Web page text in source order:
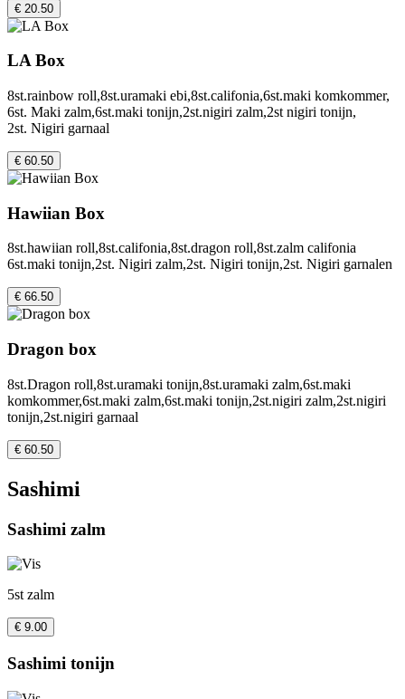
€ 20.50
LA Box
8st.rainbow roll,8st.uramaki ebi,8st.califonia,6st.maki komkommer,
6st. Maki zalm,6st.maki tonijn,2st.nigiri zalm,2st nigiri tonijn,
2st. Nigiri garnaal
€ 60.50
Hawiian Box
8st.hawiian roll,8st.califonia,8st.dragon roll,8st.zalm califonia
6st.maki tonijn,2st. Nigiri zalm,2st. Nigiri tonijn,2st. Nigiri garnalen
€ 66.50
Dragon box
8st.Dragon roll,8st.uramaki tonijn,8st.uramaki zalm,6st.maki
komkommer,6st.maki zalm,6st.maki tonijn,2st.nigiri zalm,2st.nigiri
tonijn,2st.nigiri garnaal
€ 60.50
Sashimi
Sashimi zalm
5st zalm
€ 9.00
Sashimi tonijn